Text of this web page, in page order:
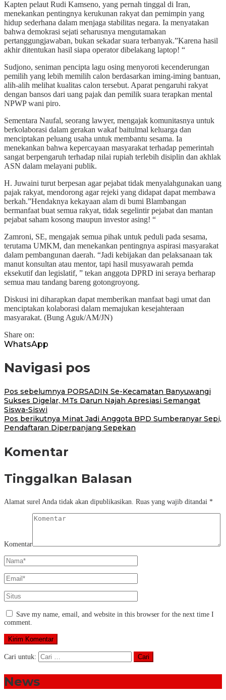
Kapten pelaut Rudi Kamseno, yang pernah tinggal di Iran,
menekankan pentingnya kerukunan rakyat dan pemimpin yang
hidup sederhana dalam menjaga stabilitas negara. Ia menyatakan
bahwa demokrasi sejati seharusnya mengutamakan
pertanggungjawaban, bukan sekadar suara terbanyak.”Karena hasil
akhir ditentukan hasil siapa operator dibelakang laptop! “
Sudjono, seniman pencipta lagu osing menyoroti kecenderungan
pemilih yang lebih memilih calon berdasarkan iming-iming bantuan,
alih-alih melihat kualitas calon tersebut. Aparat pengaruhi rakyat
dengan bansos dari uang pajak dan pemilik suara terapkan mental
NPWP wani piro.
Sementara Naufal, seorang lawyer, mengajak komunitasnya untuk
berkolaborasi dalam gerakan wakaf baitulmal keluarga dan
menciptakan peluang usaha untuk membantu sesama. Ia
menekankan bahwa kepercayaan masyarakat terhadap pemerintah
sangat berpengaruh terhadap nilai rupiah terlebih disiplin dan akhlak
ASN dalam melayani publik.
H. Juwaini turut berpesan agar pejabat tidak menyalahgunakan uang
pajak rakyat, mendorong agar rejeki yang didapat dapat membawa
berkah.”Hendaknya kekayaan alam di bumi Blambangan
bermanfaat buat semua rakyat, tidak segelintir pejabat dan mantan
pejabat saham kosong maupun investor asing! “
Zamroni, SE, mengajak semua pihak untuk peduli pada sesama,
terutama UMKM, dan menekankan pentingnya aspirasi masyarakat
dalam pembangunan daerah. “Jadi kebijakan dan pelaksanaan tak
manut konsultan atau mentor, tapi hasil musyawarah pemda
eksekutif dan legislatif, ” tekan anggota DPRD ini seraya berharap
semua mau tandang bareng gotongroyong.
Diskusi ini diharapkan dapat memberikan manfaat bagi umat dan
menciptakan kolaborasi dalam memajukan kesejahteraan
masyarakat. (Bung Aguk/AM/JN)
Share on:
WhatsApp
Navigasi pos
Pos sebelumnya PORSADIN Se-Kecamatan Banyuwangi
Sukses Digelar, MTs Darun Najah Apresiasi Semangat
Siswa-Siswi
Pos berikutnya Minat Jadi Anggota BPD Sumberanyar Sepi,
Pendaftaran Diperpanjang Sepekan
Komentar
Tinggalkan Balasan
Alamat surel Anda tidak akan dipublikasikan. Ruas yang wajib ditandai *
Komentar
Save my name, email, and website in this browser for the next time I
comment.
Cari untuk:
News